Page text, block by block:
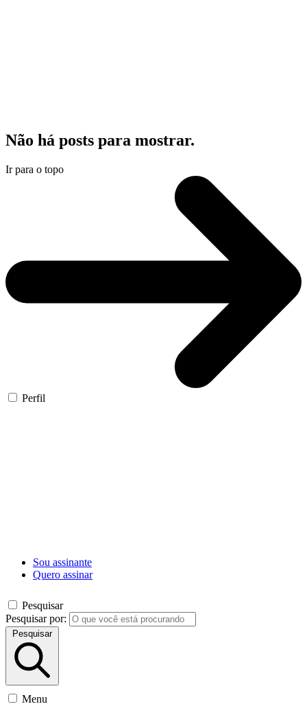
Não há posts para mostrar.
Ir para o topo
Perfil
Sou assinante
Quero assinar
Pesquisar
Pesquisar por:
Pesquisar
Menu